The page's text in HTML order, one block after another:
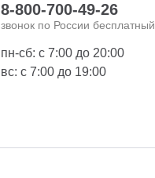
8-800-700-49-26
звонок по России бесплатный
пн-сб: с 7:00 до 20:00
вс: с 7:00 до 19:00